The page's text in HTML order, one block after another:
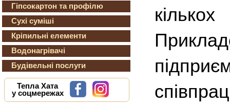
Гіпсокартон та профілю
Сухі суміші
Кріпильні елементи
Водонагрівачі
Будівельні послуги
Тепла Хата
у соцмережах